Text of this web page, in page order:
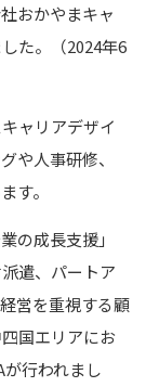
おかやまキャ
た。（2024年6
ャリアデザイ
や人事研修、
す。
の成長支援」
遣、パートア
営を重視する顧
国エリアにお
行われまし